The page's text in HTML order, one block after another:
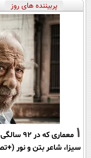
پربیننده های روز
1
معماری
سیزا، شاعر بتن و نور